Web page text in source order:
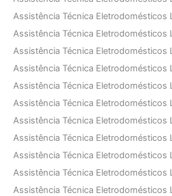
Assistência Técnica Eletrodomésticos
Assistência Técnica Eletrodomésticos
Assistência Técnica Eletrodomésticos
Assistência Técnica Eletrodomésticos
Assistência Técnica Eletrodomésticos
Assistência Técnica Eletrodomésticos
Assistência Técnica Eletrodomésticos
Assistência Técnica Eletrodomésticos
Assistência Técnica Eletrodomésticos
Assistência Técnica Eletrodomésticos
Assistência Técnica Eletrodomésticos